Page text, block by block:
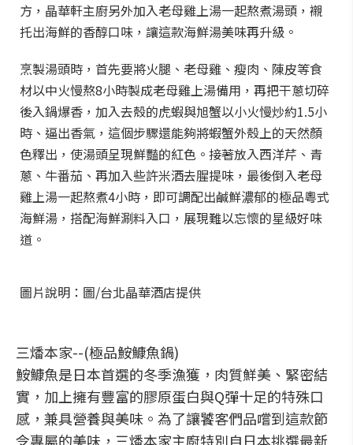
方，晶華軒主廚另外加入老母雞上湯一起熬煮湯頭，襯
托出海鮮的香醇口味，讓這款海鮮湯美味再升級。
烹製湯頭時，首先要將火腿、老母雞、瘦肉、陳皮等食
材以中火慢熬8小時製成老母雞上湯備用，再把干蔥切碎
後入鍋爆香，加入去殼的虎蝦與旭蟹以小火慢炒約1.5小
時、逼出香氣，這個步驟還能夠將蝦蟹外殼上的天然顏
色釋出，使湯頭呈現鮮豔的紅色。接著放入西洋芹、青
蔥、牛番茄、再加入些許米酒去腥提味，最後倒入老母
雞上湯一起熬煮4小時，即可調配出鹹鮮濃郁的極品粵式
海鮮湯，搭配海鮮涮料入口，展現難以忘懷的星級好味
道。
圖片說明：圖/台北晶華酒店提供
三燔本家--(極品鮟鱇魚鍋)
鮟鱇魚是日本首選的冬季漁獲，肉質鮮美、緊密結
實，加上擁有豐富的膠原蛋白與Q彈十足的特殊口
感，兼具營養與美味。為了讓饕客們品嚐到這款節
令專屬的美味，三燔本家主廚特別自日本挑選最新